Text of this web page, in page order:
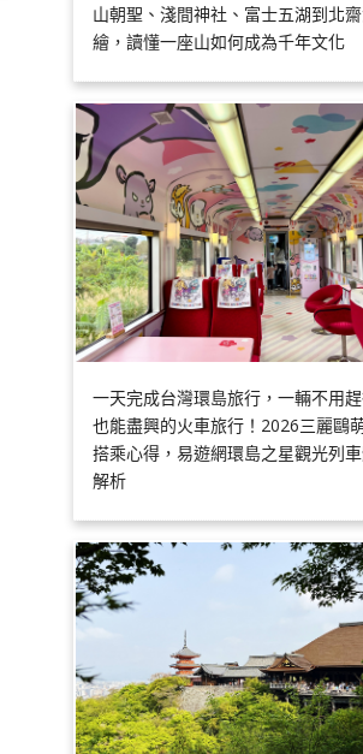
山朝聖、淺間神社、富士五湖到北
繪，讀懂一座山如何成為千年文化
一天完成台灣環島旅行，一輛不用
也能盡興的火車旅行！2026三麗鷗
搭乘心得，易遊網環島之星觀光列
解析